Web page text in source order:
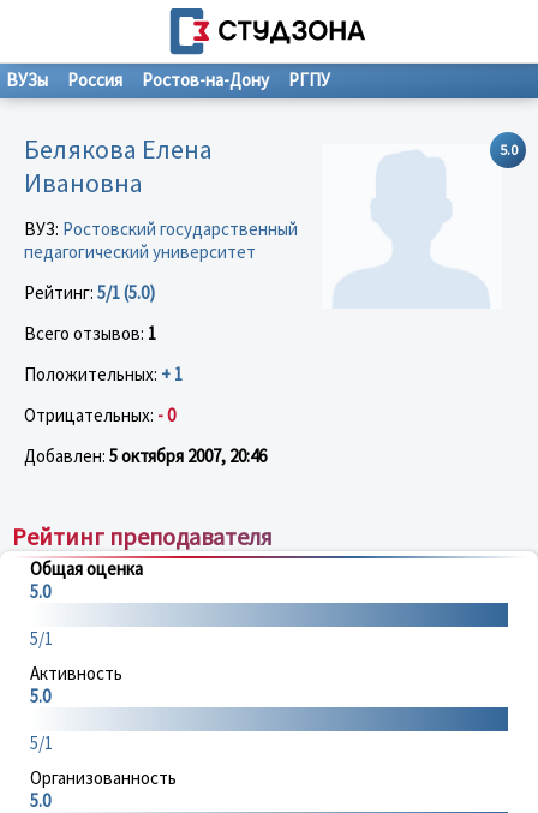
ВУЗы Россия Ростов-на-Дону РГПУ
5.0
Белякова Елена
Ивановна
ВУЗ: Ростовский государственный
педагогический университет
Рейтинг: 5/1 (5.0)
Всего отзывов: 1
Положительных: + 1
Отрицательных: - 0
Добавлен: 5 октября 2007, 20:46
Рейтинг преподавателя
Общая оценка
5.0
5/1
Активность
5.0
5/1
Организованность
5.0